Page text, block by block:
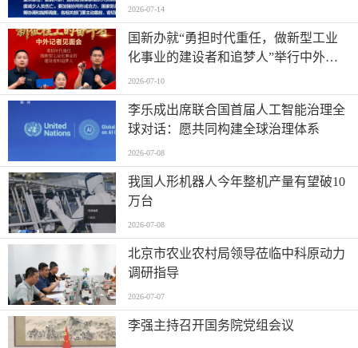
2026-07-14
国新办就“勇担时代重任，做新型工业
化事业的建设者和追梦人”举行中外记
者见面会
2026-07-10
李乐成出席联合国首届人工智能治理全
球对话：愿共同构建全球治理体系
2026-07-08
我国人形机器人今年整机产量有望破10
万台
2026-07-08
北京市农业农村局领导莅临中科原动力
调研指导
2026-07-07
李强主持召开国务院党组会议